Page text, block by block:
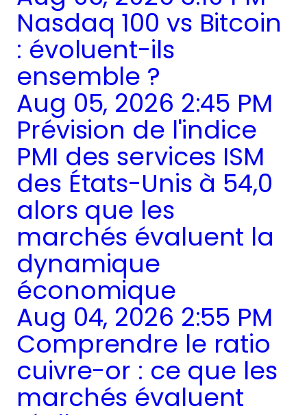
Nasdaq 100 vs Bitcoin
: évoluent-ils
ensemble ?
Aug 05, 2026 2:45 PM
Prévision de l'indice
PMI des services ISM
des États-Unis à 54,0
alors que les
marchés évaluent la
dynamique
économique
Aug 04, 2026 2:55 PM
Comprendre le ratio
cuivre-or : ce que les
marchés évaluent